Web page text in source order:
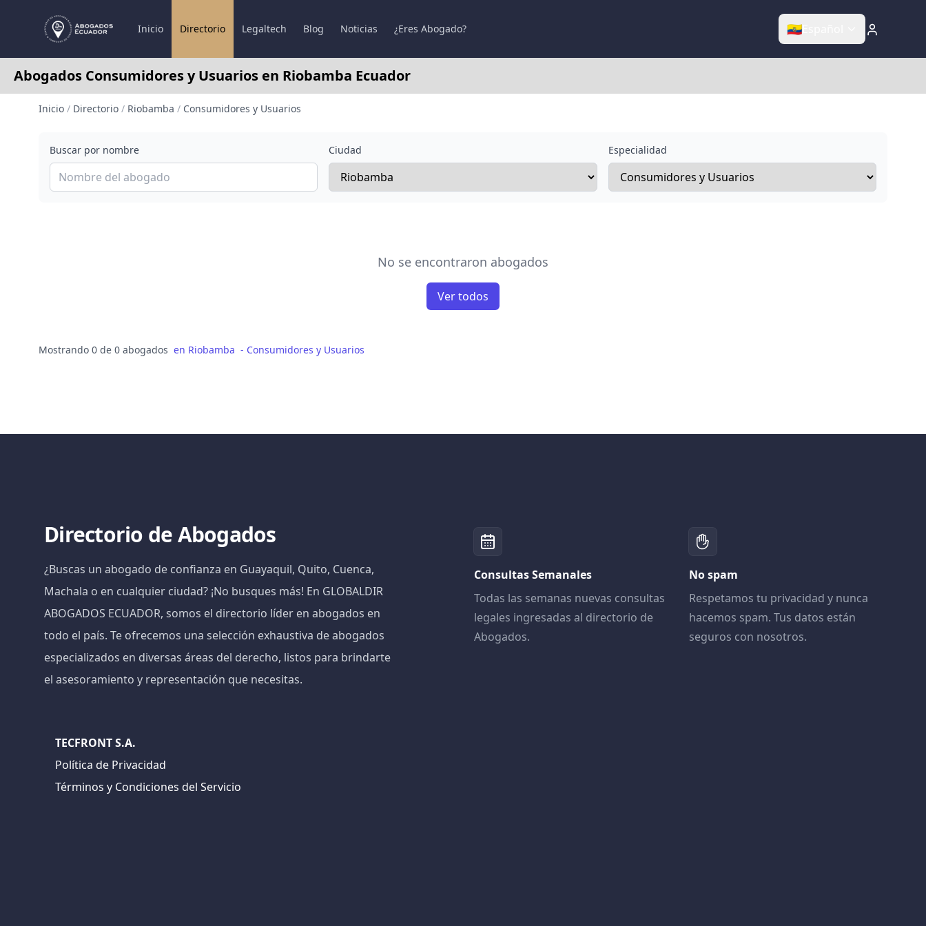
Inicio Directorio Legaltech Blog Noticias ¿Eres Abogado? 🇪🇨
Abogados Consumidores y Usuarios en Riobamba Ecuador
Inicio / Directorio / Riobamba / Consumidores y Usuarios
Buscar por nombre Ciudad Especialidad
No se encontraron abogados
Ver todos
Mostrando 0 de 0 abogados en Riobamba - Consumidores y Usuarios
Directorio de Abogados
¿Buscas un abogado de confianza en Guayaquil, Quito, Cuenca,
Machala o en cualquier ciudad? ¡No busques más! En GLOBALDIR
ABOGADOS ECUADOR, somos el directorio líder en abogados en
todo el país. Te ofrecemos una selección exhaustiva de abogados
especializados en diversas áreas del derecho, listos para brindarte
el asesoramiento y representación que necesitas.
Consultas Semanales
Todas las semanas nuevas consultas
legales ingresadas al directorio de
Abogados.
No spam
Respetamos tu privacidad y nunca
hacemos spam. Tus datos están
seguros con nosotros.
TECFRONT S.A.
Política de Privacidad
Términos y Condiciones del Servicio